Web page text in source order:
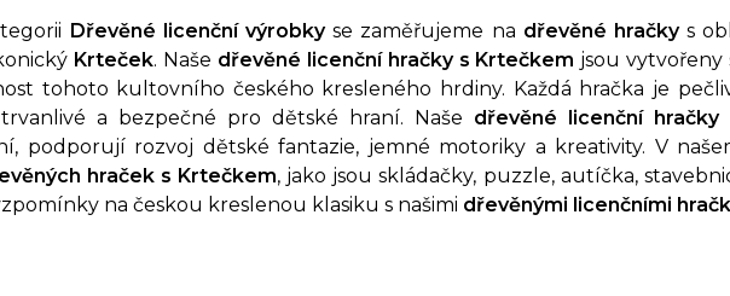
Dřevěné licenční výrobkyse zaměřujeme na dřevěné hračkys
Krteček. Naše dřevěné licenční hračky s Krtečkem jsou vytvořeny
tohoto kultovního českého kresleného hrdiny. Každá hračka je
a bezpečné pro dětské hraní. Naše dřevěné licenční
podporují rozvoj dětské fantazie, jemné motoriky a kreativity. V
hraček s Krtečkem, jako jsou skládačky, puzzle, autíčka,
na českou kreslenou klasiku s našimi dřevěnými licenčními